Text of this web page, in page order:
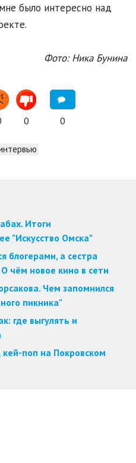
было интересно над
Фото: Ника Бунина
0 0
Итоги
"Искусство Омска"
блогерами, а сестра
чём новое кино в сети
Чем запомнился
пикника"
где выгулять и
поп на Покровском